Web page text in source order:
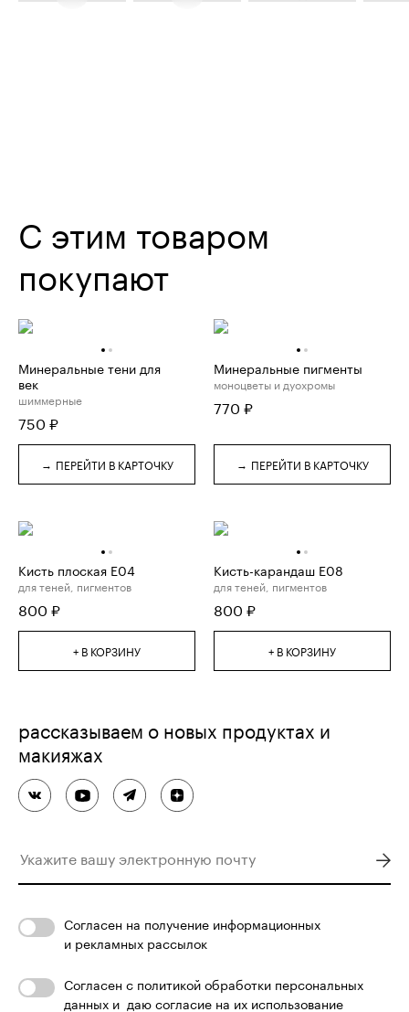
С этим товаром
покупают
Минеральные тени для
век
шиммерные
750 ₽
→ ПЕРЕЙТИ В КАРТОЧКУ
Минеральные пигменты
моноцветы и дуохромы
770 ₽
→ ПЕРЕЙТИ В КАРТОЧКУ
Кисть плоская E04
для теней, пигментов
800 ₽
+ В КОРЗИНУ
Кисть-карандаш E08
для теней, пигментов
800 ₽
+ В КОРЗИНУ
рассказываем о новых продуктах и
макияжах
Согласен на получение информационных
и рекламных рассылок
Согласен с политикой обработки персональных
данных и даю согласие на их использование